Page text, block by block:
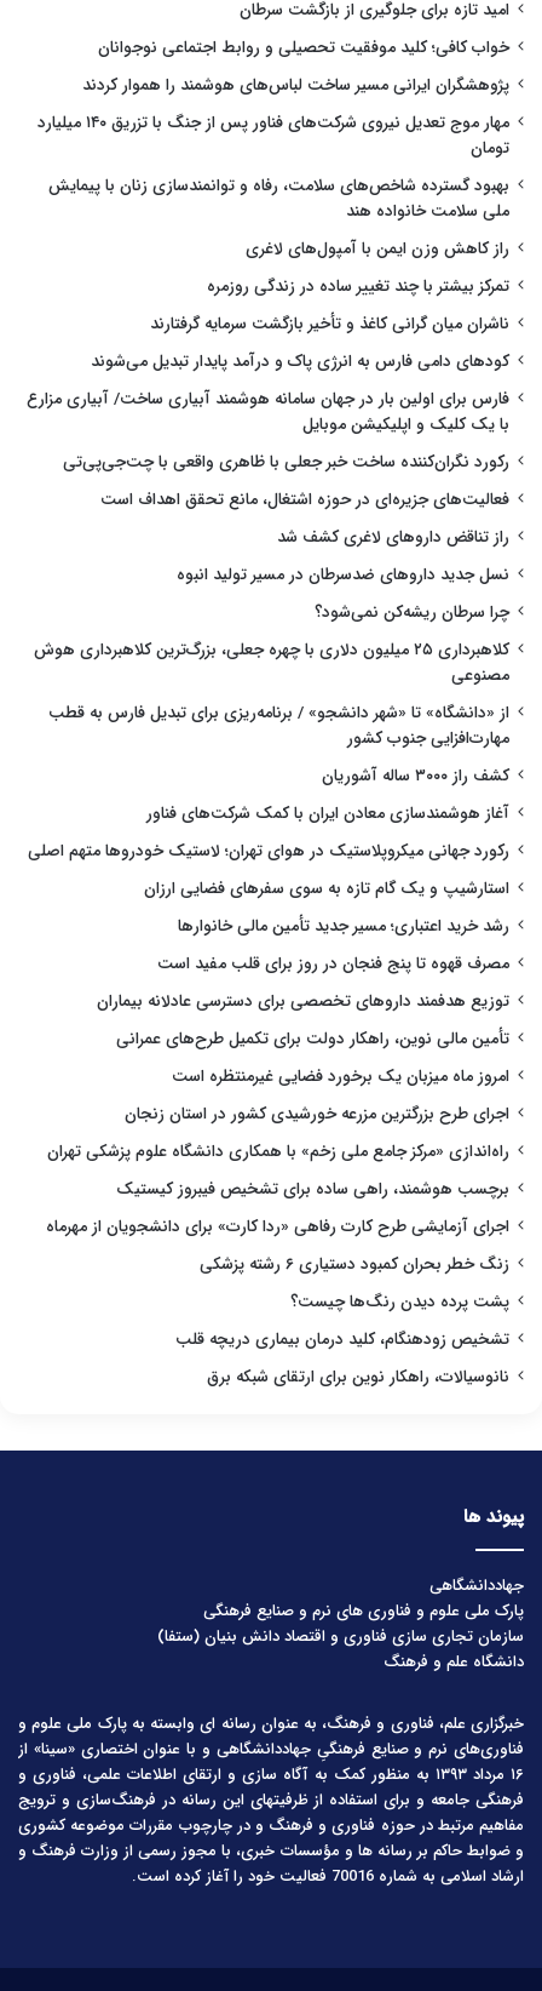
امید تازه برای جلوگیری از بازگشت سرطان
خواب کافی؛ کلید موفقیت تحصیلی و روابط اجتماعی نوجوانان
پژوهشگران ایرانی مسیر ساخت لباس‌های هوشمند را هموار کردند
مهار موج تعدیل نیروی شرکت‌های فناور پس از جنگ با تزریق ۱۴۰ میلیارد
تومان
بهبود گسترده شاخص‌های سلامت، رفاه و توانمندسازی زنان با پیمایش
ملی سلامت خانواده هند
راز کاهش وزن ایمن با آمپول‌های لاغری
تمرکز بیشتر با چند تغییر ساده در زندگی روزمره
ناشران میان گرانی کاغذ و تأخیر بازگشت سرمایه گرفتارند
کودهای دامی فارس به انرژی پاک و درآمد پایدار تبدیل می‌شوند
فارس برای اولین بار در جهان سامانه هوشمند آبیاری ساخت/ آبیاری مزارع
با یک کلیک و اپلیکیشن موبایل
رکورد نگران‌کننده ساخت خبر جعلی با ظاهری واقعی با چت‌جی‌پی‌تی
فعالیت‌های جزیره‌ای در حوزه اشتغال، مانع تحقق اهداف است
راز تناقض داروهای لاغری کشف شد
نسل جدید داروهای ضدسرطان در مسیر تولید انبوه
چرا سرطان ریشه‌کن نمی‌شود؟
کلاهبرداری ۲۵ میلیون دلاری با چهره جعلی، بزرگ‌ترین کلاهبرداری هوش
مصنوعی
از «دانشگاه» تا «شهر دانشجو» / برنامه‌ریزی برای تبدیل فارس به قطب
مهارت‌افزایی جنوب کشور
کشف راز ۳۰۰۰ ساله آشوریان
آغاز هوشمندسازی معادن ایران با کمک شرکت‌های فناور
رکورد جهانی میکروپلاستیک در هوای تهران؛ لاستیک خودروها متهم اصلی
استارشیپ و یک گام تازه به سوی سفرهای فضایی ارزان
رشد خرید اعتباری؛ مسیر جدید تأمین مالی خانوارها
مصرف قهوه تا پنج فنجان در روز برای قلب مفید است
توزیع هدفمند داروهای تخصصی برای دسترسی عادلانه بیماران
تأمین مالی نوین، راهکار دولت برای تکمیل طرح‌های عمرانی
امروز ماه میزبان یک برخورد فضایی غیرمنتظره است
اجرای طرح بزرگترین مزرعه خورشیدی کشور در استان زنجان
راه‌اندازی «مرکز جامع ملی زخم» با همکاری دانشگاه علوم پزشکی تهران
برچسب هوشمند، راهی ساده برای تشخیص فیبروز کیستیک
اجرای آزمایشی طرح کارت رفاهی «ردا کارت» برای دانشجویان از مهرماه
زنگ خطر بحران کمبود دستیاری ۶ رشته پزشکی
پشت پرده دیدن رنگ‌ها چیست؟
تشخیص زودهنگام، کلید درمان بیماری دریچه قلب
نانوسیالات، راهکار نوین برای ارتقای شبکه برق
پیوند ها
جهاددانشگاهی
پارک ملی علوم و فناوری های نرم و صنایع فرهنگی
سازمان تجاری سازی فناوری و اقتصاد دانش بنیان (ستفا)
دانشگاه علم و فرهنگ
خبرگزاری علم، فناوری و فرهنگ، به عنوان رسانه ای وابسته به پارک ملی علوم و
فناوری‌های نرم و صنایع فرهنگیِ جهاددانشگاهی و با عنوان اختصاری «سینا» از
۱۶ مرداد ۱۳۹۳ به منظور کمک به آگاه سازی و ارتقای اطلاعات علمی، فناوری و
فرهنگی جامعه و برای استفاده از ظرفیتهای این رسانه در فرهنگ‌سازی و ترویج
مفاهیم مرتبط در حوزه فناوری و فرهنگ و در چارچوب مقررات موضوعه کشوری
و ضوابط حاکم بر رسانه ها و مؤسسات خبری، با مجوز رسمی از وزارت فرهنگ و
ارشاد اسلامی به شماره 70016 فعالیت خود را آغاز کرده است.